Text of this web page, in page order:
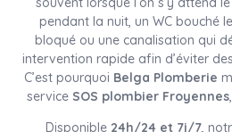
pendant la nuit, un WC bouché
bloqué ou une canalisation qui
intervention rapide afin d’éviter
C’est pourquoi Belga Plomberie
service SOS plombier Froyennes
Disponible 24h/24 et 7j/7,